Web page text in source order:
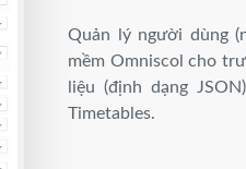
Quản lý người dùng
mềm Omniscol cho
liệu (định dạng
Timetables.